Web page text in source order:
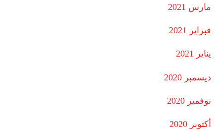
مارس 2021
فبراير 2021
يناير 2021
ديسمبر 2020
نوفمبر 2020
أكتوبر 2020